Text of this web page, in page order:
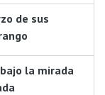
de sus
la mirada